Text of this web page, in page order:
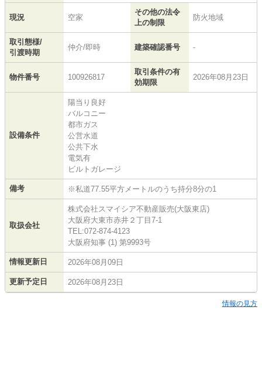
現況 空家
その他の法令
上の制限
防火地域
取引態様/
引渡時期
仲介/即時 建築確認番号 -
物件番号 100926817
取引条件の有
効期限
2026年08月23日
設備条件
陽当り良好
バルコニー
都市ガス
公営水道
公共下水
電気有
ビルトガレージ
備考 ※私道77.55平方メートルのうち持分8分の1
取扱会社
株式会社スマイシア不動産販売(大阪東店)
大阪府大東市赤井２丁目7-1
TEL:072-874-4123
大阪府知事 (1) 第9993号
情報更新日 2026年08月09日
更新予定日 2026年08月23日
情報の見方